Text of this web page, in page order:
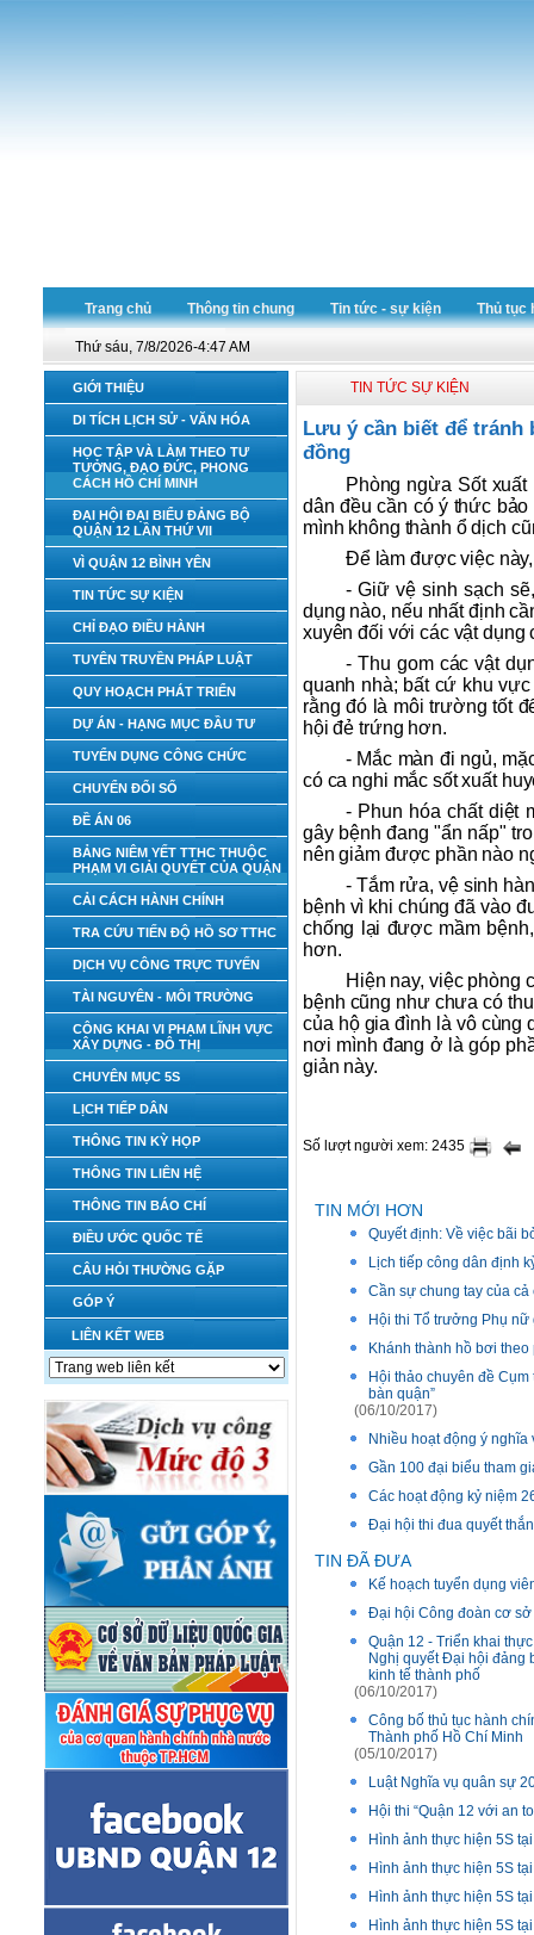
Trang chủ Thông tin chung Tin tức - sự kiện Thủ tục
Thứ sáu, 7/8/2026-4:47 AM
GIỚI THIỆU
DI TÍCH LỊCH SỬ - VĂN HÓA
HỌC TẬP VÀ LÀM THEO TƯ
TƯỞNG, ĐẠO ĐỨC, PHONG
CÁCH HỒ CHÍ MINH
ĐẠI HỘI ĐẠI BIỂU ĐẢNG BỘ
QUẬN 12 LẦN THỨ VII
VÌ QUẬN 12 BÌNH YÊN
TIN TỨC SỰ KIỆN
CHỈ ĐẠO ĐIỀU HÀNH
TUYÊN TRUYỀN PHÁP LUẬT
QUY HOẠCH PHÁT TRIỂN
DỰ ÁN - HẠNG MỤC ĐẦU TƯ
TUYỂN DỤNG CÔNG CHỨC
CHUYỂN ĐỔI SỐ
ĐỀ ÁN 06
BẢNG NIÊM YẾT TTHC THUỘC
PHẠM VI GIẢI QUYẾT CỦA QUẬN
CẢI CÁCH HÀNH CHÍNH
TRA CỨU TIẾN ĐỘ HỒ SƠ TTHC
DỊCH VỤ CÔNG TRỰC TUYẾN
TÀI NGUYÊN - MÔI TRƯỜNG
CÔNG KHAI VI PHẠM LĨNH VỰC
XÂY DỰNG - ĐÔ THỊ
CHUYÊN MỤC 5S
LỊCH TIẾP DÂN
THÔNG TIN KỲ HỌP
THÔNG TIN LIÊN HỆ
THÔNG TIN BÁO CHÍ
ĐIỀU ƯỚC QUỐC TẾ
CÂU HỎI THƯỜNG GẶP
GÓP Ý
LIÊN KẾT WEB
TIN TỨC SỰ KIỆN
Lưu ý cần biết để tránh
đồng
Phòng ngừa Sốt
dân đều cần có ý thức
mình không thành ổ dịch
Để làm được việc
- Giữ vệ sinh sạch
dụng nào, nếu nhất định
xuyên đối với các vật
- Thu gom các vật
quanh nhà; bất cứ khu
rằng đó là môi trường tốt
hội đẻ trứng hơn.
- Mắc màn đi ngủ,
có ca nghi mắc sốt xuất
- Phun hóa chất diệt
gây bệnh đang "ẩn nấp"
nên giảm được phần nào
- Tắm rửa, vệ sinh
bệnh vì khi chúng đã vào
chống lại được mầm
hơn.
Hiện nay, việc phòng
bệnh cũng như chưa có
của hộ gia đình là vô cùng
nơi mình đang ở là góp
giản này.
Số lượt người xem: 2435
TIN MỚI HƠN
Quyết định: Về việc bãi
Lịch tiếp công dân định
Cần sự chung tay của
Hội thi Tổ trưởng Phụ
Khánh thành hồ bơi
Hội thảo chuyên đề
bàn quận”
(06/10/2017)
Nhiều hoạt động ý nghĩa
Gần 100 đại biểu tham
Các hoạt động kỷ niệm
Đại hội thi đua quyết
TIN ĐÃ ĐƯA
Kế hoạch tuyển dụng
Đại hội Công đoàn cơ
Quận 12 - Triển khai
Nghị quyết Đại hội đảng
kinh tế thành phố
(06/10/2017)
Công bố thủ tục hành
Thành phố Hồ Chí Minh
(05/10/2017)
Luật Nghĩa vụ quân sự
Hội thi “Quận 12 với an
Hình ảnh thực hiện 5S
Hình ảnh thực hiện 5S
Hình ảnh thực hiện 5S
Hình ảnh thực hiện 5S